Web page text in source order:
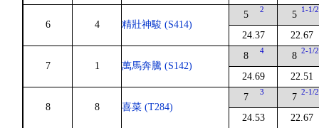
6 4 精壯神駿 (S414)
5 2
24.37
5 1-1/2
22.67
7 1 萬馬奔騰 (S142)
8 4
24.69
8 2-1/2
22.51
8 8 喜菜 (T284)
7 3
24.53
7 2-1/2
22.67